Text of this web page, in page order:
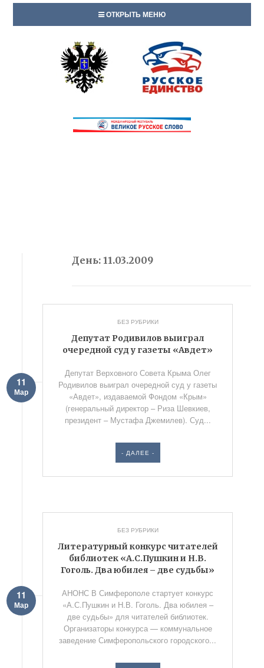
ОТКРЫТЬ МЕНЮ
День:11.03.2009
БЕЗ РУБРИКИ
Депутат Родивилов выиграл
очередной суд у газеты «Авдет»
11
Мар
Депутат Верховного Совета Крыма Олег
Родивилов выиграл очередной суд у газеты
«Авдет», издаваемой Фондом «Крым»
(генеральный директор – Риза Шевкиев,
президент – Мустафа Джемилев). Суд...
- ДАЛЕЕ -
БЕЗ РУБРИКИ
Литературный конкурс читателей
библиотек «А.С.Пушкин и Н.В.
Гоголь. Два юбилея – две судьбы»
11
Мар
АНОНС В Симферополе стартует конкурс
«А.С.Пушкин и Н.В. Гоголь. Два юбилея –
две судьбы» для читателей библиотек.
Организаторы конкурса — коммунальное
заведение Симферопольского городского...